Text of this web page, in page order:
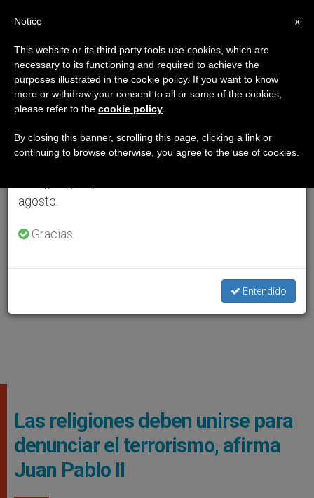
Las religiones deben unirse para
denunciar el terrorismo, afirma
Juan Pablo II
×
Aviso importante
Del 27 de julio al 7 de agosto haremos la pausa
anual, aprovechando que en el periodo de verano
se generan menos informaciones y también el
agosto.
Gracias.
Entendido
x
Notice
This website or its third party tools use cookies, which are
necessary to its functioning and required to achieve the
purposes illustrated in the cookie policy. If you want to know
more or withdraw your consent to all or some of the cookies,
please refer to the cookie policy
By closing this banner, scrolling this page, clicking a link or
continuing to browse otherwise, you agree to the use of cookies.